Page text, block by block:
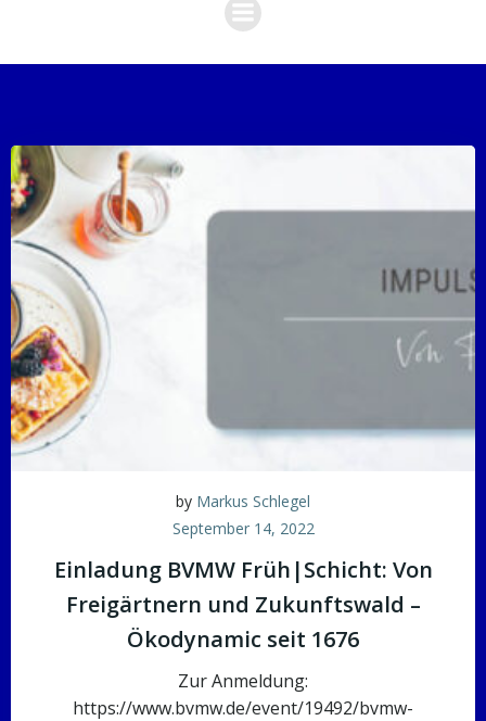
by Markus Schlegel
September 14, 2022
Einladung BVMW Früh|Schicht: Von
Freigärtnern und Zukunftswald –
Ökodynamic seit 1676
Zur Anmeldung:
https://www.bvmw.de/event/19492/bvmw-